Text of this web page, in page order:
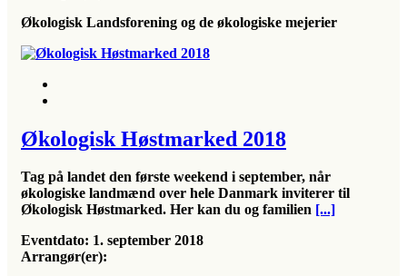
Økologisk Landsforening og de økologiske mejerier
Økologisk Høstmarked 2018
Tag på landet den første weekend i september, når
økologiske landmænd over hele Danmark inviterer til
Økologisk Høstmarked. Her kan du og familien [...]
Eventdato: 1. september 2018
Arrangør(er):